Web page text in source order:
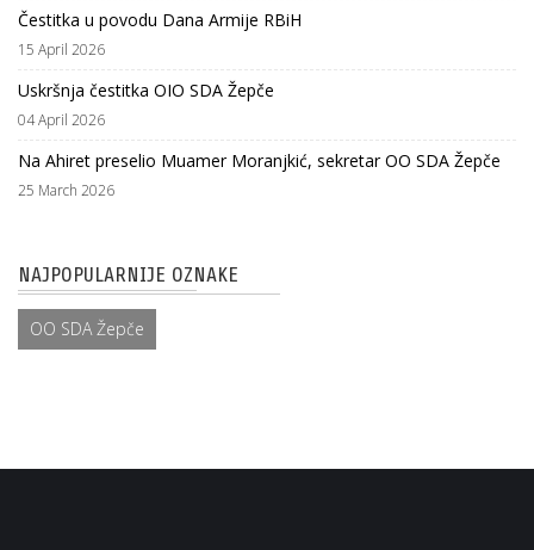
Čestitka u povodu Dana Armije RBiH
15 April 2026
Uskršnja čestitka OIO SDA Žepče
04 April 2026
Na Ahiret preselio Muamer Moranjkić, sekretar OO SDA Žepče
25 March 2026
NAJPOPULARNIJE OZNAKE
OO SDA Žepče